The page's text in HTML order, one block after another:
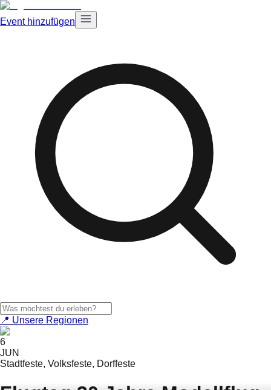
Event hinzufügen
📍 Unsere Regionen
6
JUN
Stadtfeste, Volksfeste, Dorffeste